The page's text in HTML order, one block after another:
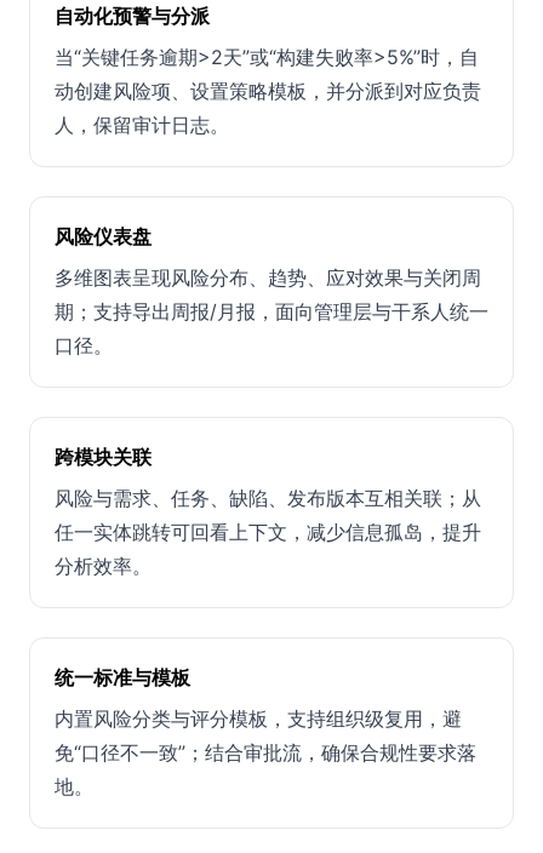
自动化预警与分派
当“关键任务逾期>2天”或“构建失败率>5%”时，自
动创建风险项、设置策略模板，并分派到对应负责
人，保留审计日志。
风险仪表盘
多维图表呈现风险分布、趋势、应对效果与关闭周
期；支持导出周报/月报，面向管理层与干系人统一
口径。
跨模块关联
风险与需求、任务、缺陷、发布版本互相关联；从
任一实体跳转可回看上下文，减少信息孤岛，提升
分析效率。
统一标准与模板
内置风险分类与评分模板，支持组织级复用，避
免“口径不一致”；结合审批流，确保合规性要求落
地。